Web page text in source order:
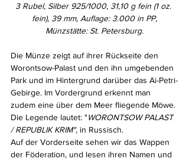
3 Rubel, Silber 925/1000, 31,10 g fein (1 oz.
fein), 39 mm, Auflage: 3.000 in PP,
Münzstätte: St. Petersburg.
Die Münze zeigt auf ihrer Rückseite den
Worontsow-Palast und den ihn umgebenden
Park und im Hintergrund darüber das Ai-Petri-
Gebirge. Im Vordergrund erkennt man
zudem eine über dem Meer fliegende Möwe.
Die Legende lautet: "WORONTSOW PALAST
/ REPUBLIK KRIM", in Russisch.
Auf der Vorderseite sehen wir das Wappen
der Föderation, und lesen ihren Namen und